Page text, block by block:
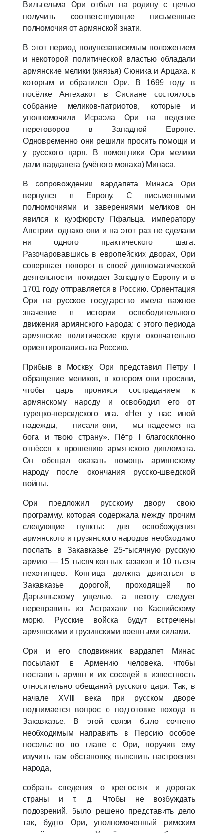
Вильгельма Ори отбыл на родину с целью
получить соответствующие письменные
полномочия от армянской знати.
В этот период полунезависимым положением
и некоторой политической властью обладали
армянские мелики (князья) Сюника и Арцаха, к
которым и обратился Ори. В 1699 году в
посёлке Ангехакот в Сисиане состоялось
собрание меликов‐патриотов, которые и
уполномочили Исраэла Ори на ведение
переговоров в Западной Европе.
Одновременно они решили просить помощи и
у русского царя. В помощники Ори мелики
дали вардапета (учёного монаха) Минаса.
В сопровождении вардапета Минаса Ори
вернулся в Европу. С письменными
полномочиями и заверениями меликов он
явился к курфюрсту Пфальца, императору
Австрии, однако они и на этот раз не сделали
ни одного практического шага.
Разочаровавшись в европейских дворах, Ори
совершает поворот в своей дипломатической
деятельности, покидает Западную Европу и в
1701 году отправляется в Россию. Ориентация
Ори на русское государство имела важное
значение в истории освободительного
движения армянского народа: с этого периода
армянские политические круги окончательно
ориентировались на Россию.
Прибыв в Москву, Ори представил Петру I
обращение меликов, в котором они просили,
чтобы царь проникся состраданием к
армянскому народу и освободил его от
турецко‐персидского ига. «Нет у нас иной
надежды, — писали они, — мы надеемся на
бога и твою страну». Пётр I благосклонно
отнёсся к прошению армянского дипломата.
Он обещал оказать помощь армянскому
народу после окончания русско‐шведской
войны.
Ори предложил русскому двору свою
программу, которая содержала между прочим
следующие пункты: для освобождения
армянского и грузинского народов необходимо
послать в Закавказье 25‐тысячную русскую
армию — 15 тысяч конных казаков и 10 тысяч
пехотинцев. Конница должна двигаться в
Закавказье дорогой, проходящей по
Дарьяльскому ущелью, а пехоту следует
переправить из Астрахани по Каспийскому
морю. Русские войска будут встречены
армянскими и грузинскими военными силами.
Ори и его сподвижник вардапет Минас
посылают в Армению человека, чтобы
поставить армян и их соседей в известность
относительно обещаний русского царя. Так, в
начале XVIII века при русском дворе
поднимается вопрос о подготовке похода в
Закавказье. В этой связи было сочтено
необходимым направить в Персию особое
посольство во главе с Ори, поручив ему
изучить там обстановку, выяснить настроения
народа,
собрать сведения о крепостях и дорогах
страны и т. д. Чтобы не возбуждать
подозрений, было решено представить дело
так, будто Ори, уполномоченный римским